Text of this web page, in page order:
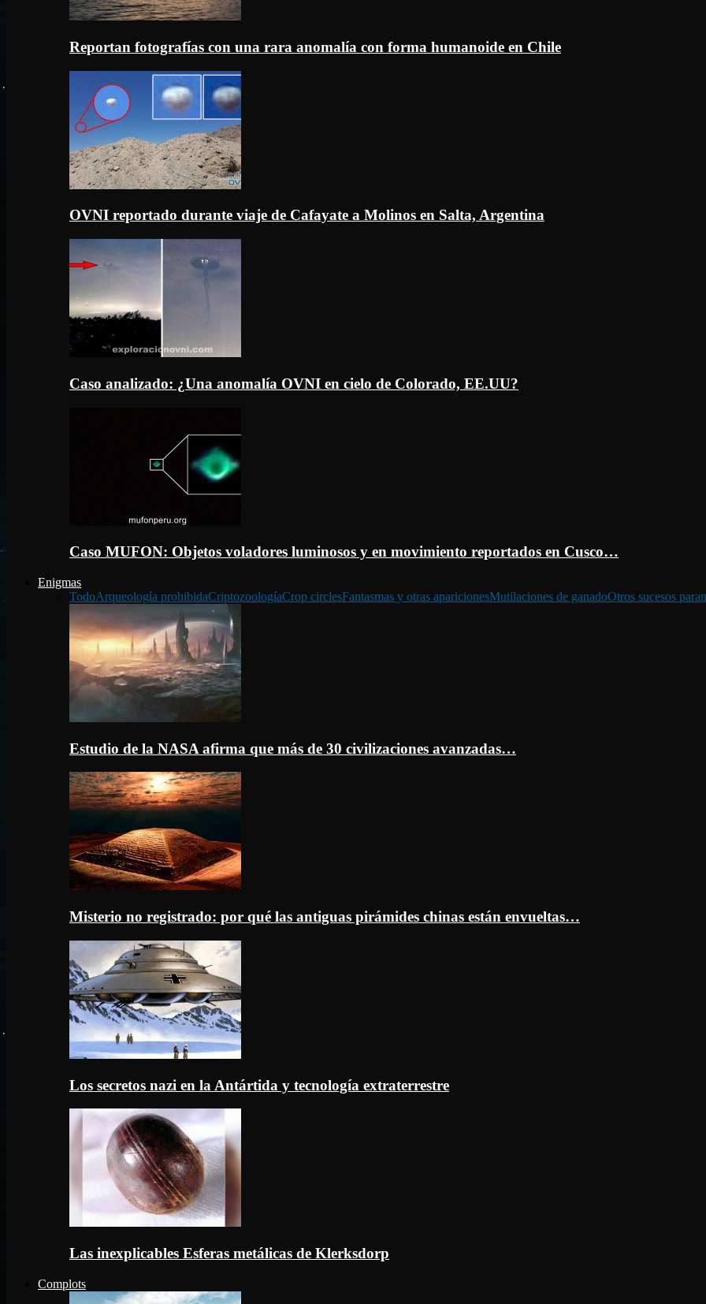
Reportan fotografías con una rara anomalía con forma humanoide en Chile
OVNI reportado durante viaje de Cafayate a Molinos en Salta, Argentina
Caso analizado: ¿Una anomalía OVNI en cielo de Colorado, EE.UU?
Caso MUFON: Objetos voladores luminosos y en movimiento reportados en Cusco…
Enigmas
TodoArqueología prohibidaCriptozoologíaCrop circlesFantasmas y otras aparicionesMutilaciones de ganadoOtros sucesos
Estudio de la NASA afirma que más de 30 civilizaciones avanzadas…
Misterio no registrado: por qué las antiguas pirámides chinas están envueltas…
Los secretos nazi en la Antártida y tecnología extraterrestre
Las inexplicables Esferas metálicas de Klerksdorp
Complots